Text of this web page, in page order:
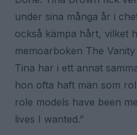
under sina många år i
också kämpa hårt, vilket
memoarboken The
Tina har i ett annat
hon ofta haft män som
role models have been
lives I wanted.”